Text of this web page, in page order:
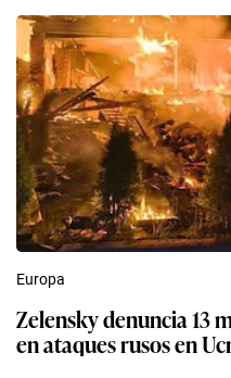
Europa
Zelensky denuncia 13
en ataques rusos en